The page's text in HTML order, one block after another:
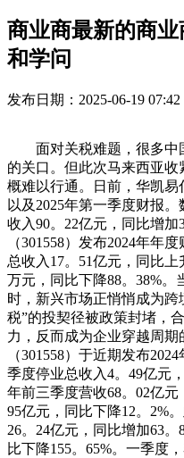
商业商最新的商
和学问
发布日期：2025-06-19 07:42
面对关税难题，很多中
的关口。但此次马来西亚
概难以行通。日前，华凯易
以及2025年第一季度财报
收入90。22亿元，同比增
（301558）发布2024年年
总收入17。51亿元，同比上
万元，同比下降88。38%
时，新兴市场正悄悄成为跨
税”的投契径被政策封堵，
力，反而成为企业穿越周
（301558）于近期发布
季度停业总收入4。49亿元
年前三季度营收68。02亿元
95亿元，同比下降12。2%
26。24亿元，同比增加63
比下降155。65%。一季度